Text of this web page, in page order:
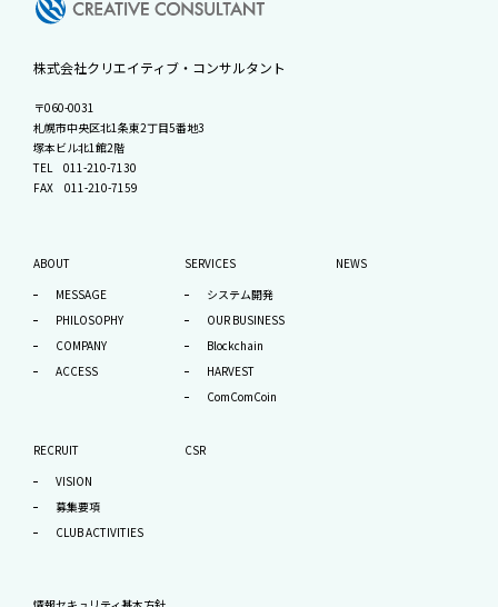
株式会社クリエイティブ・コンサルタント
〒060-0031
札幌市中央区北1条東2丁目5番地3
塚本ビル北1館2階
TEL 011-210-7130
FAX 011-210-7159
ABOUT
MESSAGE
PHILOSOPHY
COMPANY
ACCESS
SERVICES
システム開発
OUR BUSINESS
Blockchain
HARVEST
ComComCoin
NEWS
RECRUIT
VISION
募集要項
CLUB ACTIVITIES
CSR